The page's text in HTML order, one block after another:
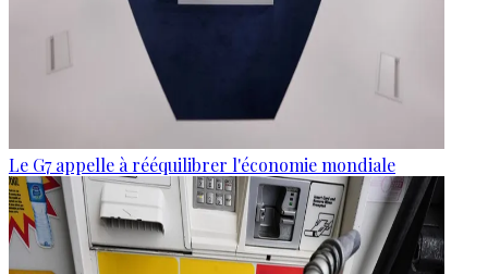
Le G7 appelle à rééquilibrer l'économie mondiale